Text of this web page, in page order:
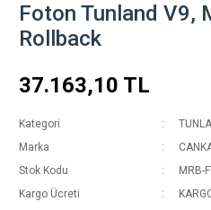
Foton Tunland V9,
Rollback
37.163,10 TL
Kategori
Marka
Stok Kodu
MRB-
Kargo Ücreti